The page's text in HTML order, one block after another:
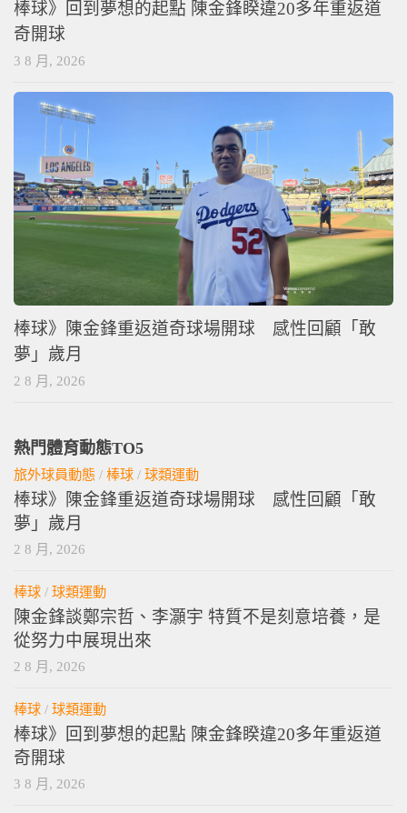
棒球》回到夢想的起點 陳金鋒睽違20多年重返道
奇開球
3 8 月, 2026
棒球》陳金鋒重返道奇球場開球 感性回顧「敢
夢」歲月
2 8 月, 2026
熱門體育動態TO5
旅外球員動態 / 棒球 / 球類運動
棒球》陳金鋒重返道奇球場開球 感性回顧「敢
夢」歲月
2 8 月, 2026
棒球 / 球類運動
陳金鋒談鄭宗哲、李灝宇 特質不是刻意培養，是
從努力中展現出來
2 8 月, 2026
棒球 / 球類運動
棒球》回到夢想的起點 陳金鋒睽違20多年重返道
奇開球
3 8 月, 2026